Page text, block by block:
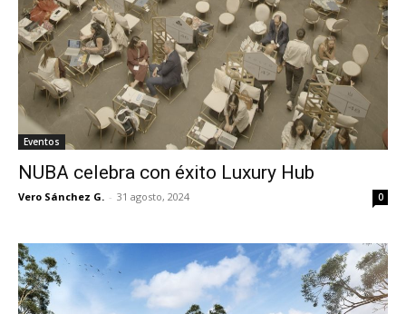
Eventos
NUBA celebra con éxito Luxury Hub
Vero Sánchez G. - 31 agosto, 2024 0